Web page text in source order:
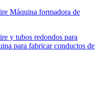
Máquina formadora de
y tubos redondos para
para fabricar conductos de